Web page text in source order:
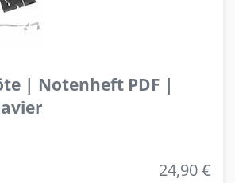
| Notenheft PDF |
24,90 €